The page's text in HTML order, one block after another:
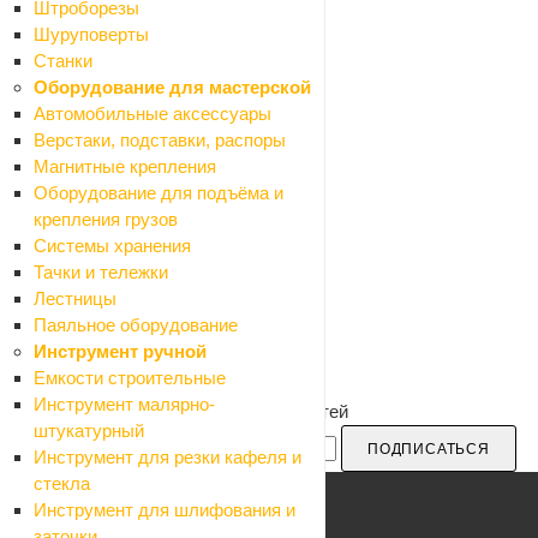
Штроборезы
Шуруповерты
Станки
Оборудование для мастерской
Автомобильные аксессуары
Верстаки, подставки, распоры
Магнитные крепления
Оборудование для подъёма и
крепления грузов
Системы хранения
Тачки и тележки
Лестницы
Паяльное оборудование
Инструмент ручной
Емкости строительные
Инструмент малярно-
штукатурный
Инструмент для резки кафеля и
стекла
Инструмент для шлифования и
Будьте в курсе наших акций и новостей
ПОДПИСАТЬСЯ